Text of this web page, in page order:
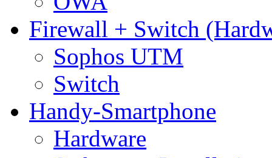
Firewall + Switch
Sophos UTM
Switch
Handy-Smartphone
Hardware